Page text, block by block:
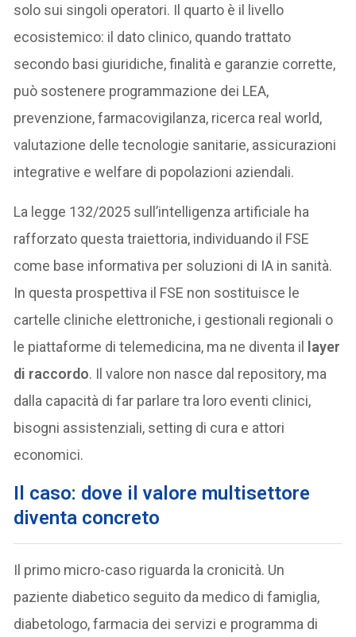
solo sui singoli operatori. Il quarto è il livello
ecosistemico: il dato clinico, quando trattato
secondo basi giuridiche, finalità e garanzie corrette,
può sostenere programmazione dei LEA,
prevenzione, farmacovigilanza, ricerca real world,
valutazione delle tecnologie sanitarie, assicurazioni
integrative e welfare di popolazioni aziendali.
La legge 132/2025 sull’intelligenza artificiale ha
rafforzato questa traiettoria, individuando il FSE
come base informativa per soluzioni di IA in sanità.
In questa prospettiva il FSE non sostituisce le
cartelle cliniche elettroniche, i gestionali regionali o
le piattaforme di telemedicina, ma ne diventa il layer
di raccordo. Il valore non nasce dal repository, ma
dalla capacità di far parlare tra loro eventi clinici,
bisogni assistenziali, setting di cura e attori
economici.
Il caso: dove il valore multisettore
diventa concreto
Il primo micro-caso riguarda la cronicità. Un
paziente diabetico seguito da medico di famiglia,
diabetologo, farmacia dei servizi e programma di